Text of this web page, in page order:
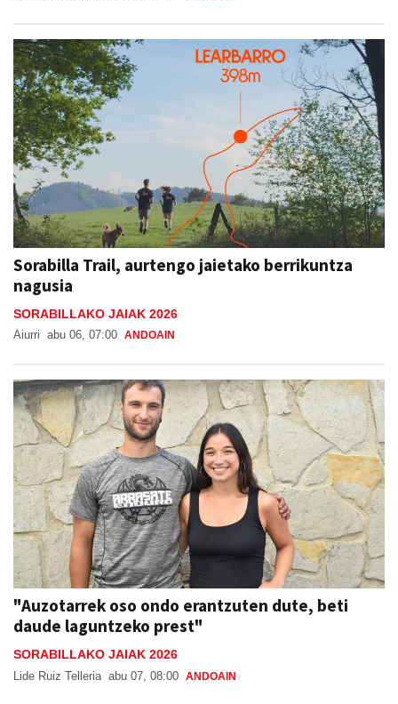
Sorabilla Trail, aurtengo jaietako berrikuntza
nagusia
SORABILLAKO JAIAK 2026
Aiurri abu 06, 07:00 ANDOAIN
"Auzotarrek oso ondo erantzuten dute, beti
daude laguntzeko prest"
SORABILLAKO JAIAK 2026
Lide Ruiz Telleria abu 07, 08:00 ANDOAIN